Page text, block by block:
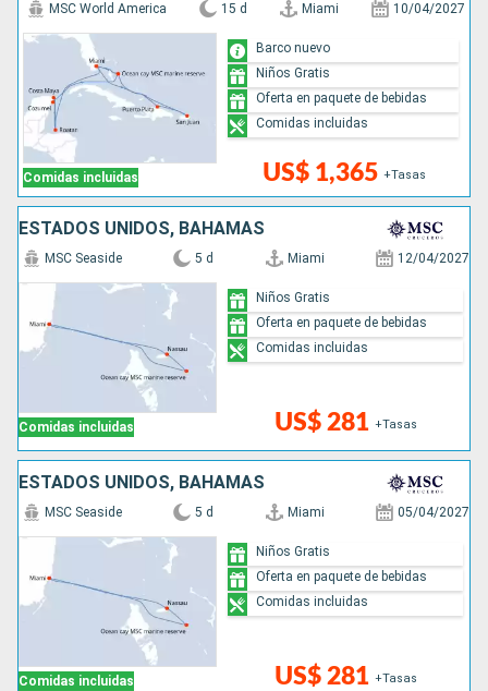
Comidas incluidas
MSC World America 15 d Miami 10/04/2027
US$ 1,365 +Tasas
Barco nuevo
Niños Gratis
Oferta en paquete de bebidas
Comidas incluidas
ESTADOS UNIDOS, BAHAMAS
Comidas incluidas
MSC Seaside 5 d Miami 12/04/2027
US$ 281 +Tasas
Niños Gratis
Oferta en paquete de bebidas
Comidas incluidas
ESTADOS UNIDOS, BAHAMAS
Comidas incluidas
MSC Seaside 5 d Miami 05/04/2027
US$ 281 +Tasas
Niños Gratis
Oferta en paquete de bebidas
Comidas incluidas